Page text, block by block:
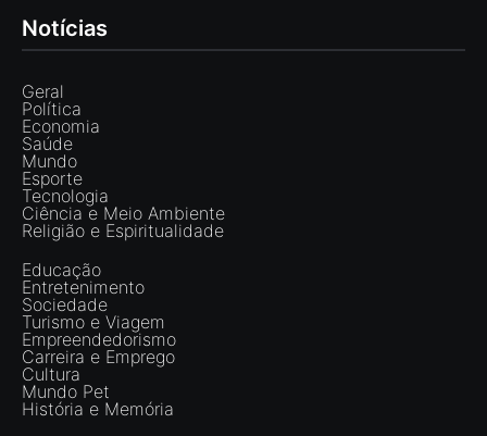
Notícias
Geral
Política
Economia
Saúde
Mundo
Esporte
Tecnologia
Ciência e Meio Ambiente
Religião e Espiritualidade
Educação
Entretenimento
Sociedade
Turismo e Viagem
Empreendedorismo
Carreira e Emprego
Cultura
Mundo Pet
História e Memória